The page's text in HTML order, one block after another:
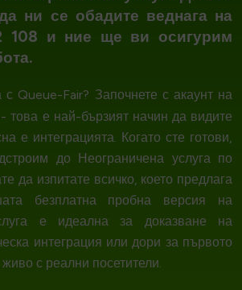
ни се обадите веднага на
108 и ние ще ви осигурим
с Queue-Fair? Започнете с акаунт на
- това е най-бързият начин да видите
е интеграцията. Когато сте готови,
до Неограничена услуга по
да изпитате всичко, което предлага
безплатна пробна версия на
е идеална за доказване на
интеграция или дори за първото
с реални посетители.